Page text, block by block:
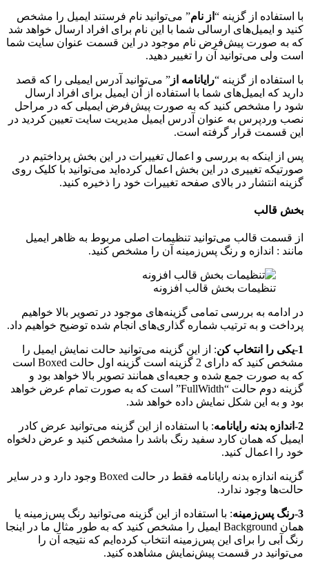
با استفاده از گزینه “ از نام” می‌توانید نام فرستند ایمیل را مشخص
کنید و ایمیل‌های ارسالی شما با این نام برای افراد ارسال خواهد شد
که به صورت پیش‌فرض نام موجود در این قسمت عنوان سایت شما
است ولی می‌توانید آن را تغییر دهید.
با استفاده از گزینه “رایانامه از ” می‌توانید آدرس ایمیلی را که قصد
دارید که ایمیل‌های شما با استفاده از آن ایمیل برای افراد ارسال
شود را مشخص کنید که به صورت پیش‌فرض ایمیلی که در مراحل
نصب وردپرس به عنوان آدرس ایمیل مدیریت سایت تعیین کردید در
این قسمت قرار گرفته است.
پس از اینکه به بررسی و اعمال تغییرات در این بخش پرداختیم در
صورتیکه تغییری در این بخش اعمال کرده‌اید می‌توانید با کلیک روی
گزینه انتشار در بالای صفحه تغییرات خود را ذخیره کنید.
بخش قالب
از قسمت قالب می‌توانید تنظیمات اصلی مربوط به ظاهر ایمیل
مانند : اندازه و رنگ پس‌زمینه آن را مشخص کنید.
تنظیمات بخش قالب افزونه
در ادامه به بررسی تمامی گزینه‌های موجود در تصویر بالا خواهیم
پرداخت و به ترتیب شماره گذاری‌های انجام شده توضیح خواهیم داد.
1-یکی را انتخاب کن
: از این گزینه می‌توانید حالت نمایش ایمیل را
مشخص کنید که دارای 2 گزینه است گزینه اول حالت Boxed است
که به صورت جمع شده و جعبه‌ای همانند تصویر بالا خواهد بود و
گزینه دوم حالت “FullWidth” است که به صورت تمام عرض خواهد
بود و به این شکل نمایش داده خواهد شد.
2-اندازه بدنه رایانامه
: با استفاده از این گزینه می‌توانید عرض کادر
ایمیل که همان کارد سفید رنگ باشد را مشخص کنید و عرض دلخواه
خود را اعمال کنید.
گزینه اندازه بدنه رایانامه فقط در حالت Boxed وجود دارد و در سایر
حالت‌ها وجود ندارد.
3-رنگ پس‌زمینه
: با استفاده از این گزینه می‌توانید رنگ پس‌زمینه یا
همان Background ایمیل را مشخص کنید که به طور مثال ما در اینجا
رنگ آبی را برای این پس‌زمینه انتخاب کرده‌ایم که نتیجه آن را
می‌توانید در قسمت پیش‌نمایش مشاهده کنید.